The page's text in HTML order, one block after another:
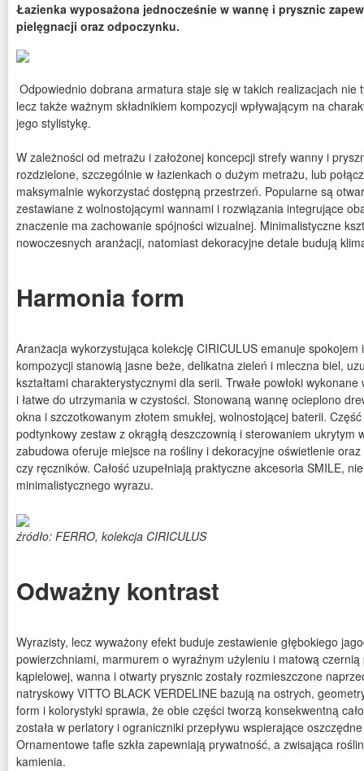
Łazienka wyposażona jednocześnie w wannę i prysznic
pielęgnacji oraz odpoczynku.
Odpowiednio dobrana armatura staje się w takich realizacjach nie
lecz także ważnym składnikiem kompozycji wpływającym na
jego stylistykę.
W zależności od metrażu i założonej koncepcji strefy wanny i
rozdzielone, szczególnie w łazienkach o dużym metrażu, lub
maksymalnie wykorzystać dostępną przestrzeń. Popularne są
zestawiane z wolnostojącymi wannami i rozwiązania integrujące
znaczenie ma zachowanie spójności wizualnej. Minimalistyczne
nowoczesnych aranżacji, natomiast dekoracyjne detale budują
Harmonia form
Aranżacja wykorzystująca kolekcję CIRICULUS emanuje
kompozycji stanowią jasne beże, delikatna zieleń i mleczna biel,
kształtami charakterystycznymi dla serii. Trwałe powłoki
i łatwe do utrzymania w czystości. Stonowaną wannę ocieplono
okna i szczotkowanym złotem smukłej, wolnostojącej baterii.
podtynkowy zestaw z okrągłą deszczownią i sterowaniem ukrytym
zabudowa oferuje miejsce na rośliny i dekoracyjne oświetlenie
czy ręczników. Całość uzupełniają praktyczne akcesoria SMILE,
minimalistycznego wyrazu.
źródło: FERRO, kolekcja CIRICULUS
Odważny kontrast
Wyrazisty, lecz wyważony efekt buduje zestawienie głębokiego
powierzchniami, marmurem o wyraźnym użyleniu i matową
kąpielowej, wanna i otwarty prysznic zostały rozmieszczone
natryskowy VITTO BLACK VERDELINE bazują na ostrych,
form i kolorystyki sprawia, że obie części tworzą konsekwentną
została w perlatory i ograniczniki przepływu wspierające
Ornamentowe tafle szkła zapewniają prywatność, a zwisająca
kamienia.